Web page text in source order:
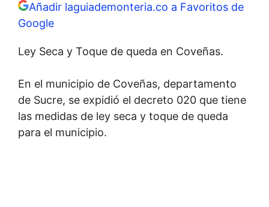
Añadir laguiademonteria.co a Favoritos de
Google
Ley Seca y Toque de queda en Coveñas.
En el municipio de Coveñas, departamento
de Sucre, se expidió el decreto 020 que tiene
las medidas de ley seca y toque de queda
para el municipio.